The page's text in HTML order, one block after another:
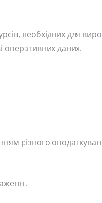
необхідних для
оперативних даних.
різного